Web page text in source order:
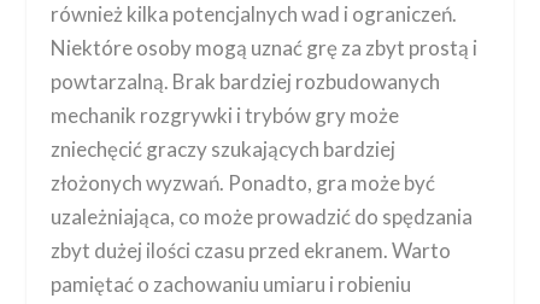
również kilka potencjalnych wad i ograniczeń.
Niektóre osoby mogą uznać grę za zbyt prostą i
powtarzalną. Brak bardziej rozbudowanych
mechanik rozgrywki i trybów gry może
zniechęcić graczy szukających bardziej
złożonych wyzwań. Ponadto, gra może być
uzależniająca, co może prowadzić do spędzania
zbyt dużej ilości czasu przed ekranem. Warto
pamiętać o zachowaniu umiaru i robieniu